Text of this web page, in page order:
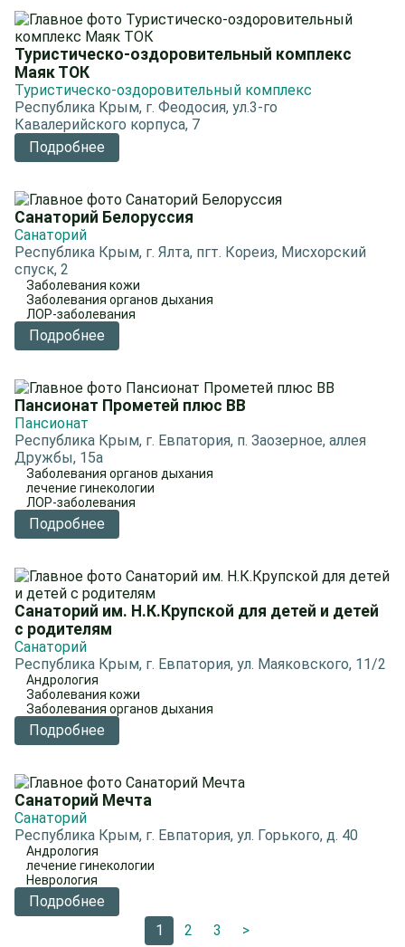
Туристическо-оздоровительный комплекс
Маяк ТОК
Туристическо-оздоровительный комплекс
Республика Крым, г. Феодосия, ул.3-го
Кавалерийского корпуса, 7
Подробнее
Санаторий Белоруссия
Санаторий
Республика Крым, г. Ялта, пгт. Кореиз, Мисхорский
спуск, 2
Заболевания кожи
Заболевания органов дыхания
ЛОР-заболевания
Подробнее
Пансионат Прометей плюс ВВ
Пансионат
Республика Крым, г. Евпатория, п. Заозерное, аллея
Дружбы, 15а
Заболевания органов дыхания
лечение гинекологии
ЛОР-заболевания
Подробнее
Санаторий им. Н.К.Крупской для детей и детей
с родителям
Санаторий
Республика Крым, г. Евпатория, ул. Маяковского, 11/2
Андрология
Заболевания кожи
Заболевания органов дыхания
Подробнее
Санаторий Мечта
Санаторий
Республика Крым, г. Евпатория, ул. Горького, д. 40
Андрология
лечение гинекологии
Неврология
Подробнее
1
2 3
>